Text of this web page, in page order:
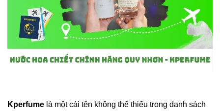
Kperfume là một cái tên không thể thiếu trong danh sách